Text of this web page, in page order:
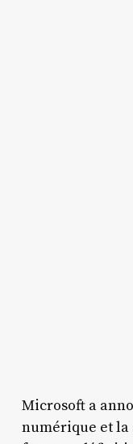
Microsoft a
numérique et la